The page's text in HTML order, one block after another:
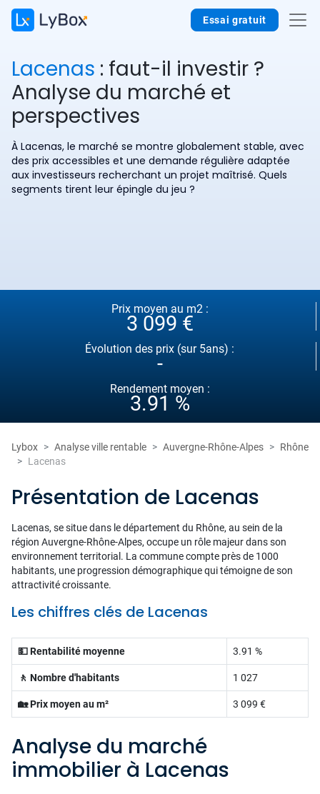
Essai gratuit
Lacenas : faut-il investir ?
Analyse du marché et
perspectives
À Lacenas, le marché se montre globalement stable, avec
des prix accessibles et une demande régulière adaptée
aux investisseurs recherchant un projet maîtrisé. Quels
segments tirent leur épingle du jeu ?
Prix moyen au m2 :
3 099 €
Évolution des prix (sur 5ans) :
-
Rendement moyen :
3.91 %
Lybox Analyse ville rentable Auvergne-Rhône-Alpes
Rhône
Lacenas
Présentation de Lacenas
Lacenas, se situe dans le département du Rhône, au sein de la
région Auvergne-Rhône-Alpes, occupe un rôle majeur dans son
environnement territorial. La commune compte près de 1000
habitants, une progression démographique qui témoigne de son
attractivité croissante.
Les chiffres clés de Lacenas
💵 Rentabilité moyenne 3.91 %
🚶 Nombre d'habitants 1 027
🏡 Prix moyen au m² 3 099 €
Analyse du marché
immobilier à Lacenas